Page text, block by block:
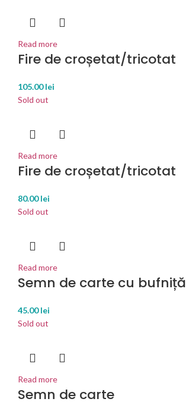
Read more
Fire de croșetat/tricotat
105.00lei
Sold out
Read more
Fire de croșetat/tricotat
80.00lei
Sold out
Read more
Semn de carte cu bufniță
45.00lei
Sold out
Read more
Semn de carte